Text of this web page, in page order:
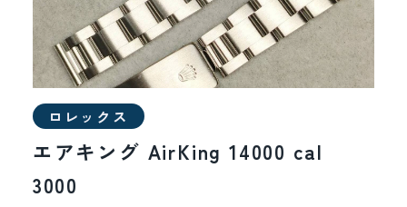
タグホイヤー
エルメス
ブルガリ
ブライトリング
ロレックス
エアキング AirKing 14000 cal
3000